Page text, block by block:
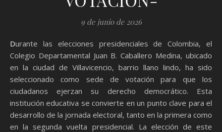
9 de junio de 2026
Durante las elecciones presidenciales de Colombia, el
Colegio Departamental Juan B. Caballero Medina, ubicado
en la ciudad de Villavicencio, barrio llano lindo, ha sido
seleccionado como sede de votación para que los
ciudadanos ejerzan su derecho democrático. Esta
institución educativa se convierte en un punto clave para el
desarrollo de la jornada electoral, tanto en la primera como
en la segunda vuelta presidencial. La elección de este